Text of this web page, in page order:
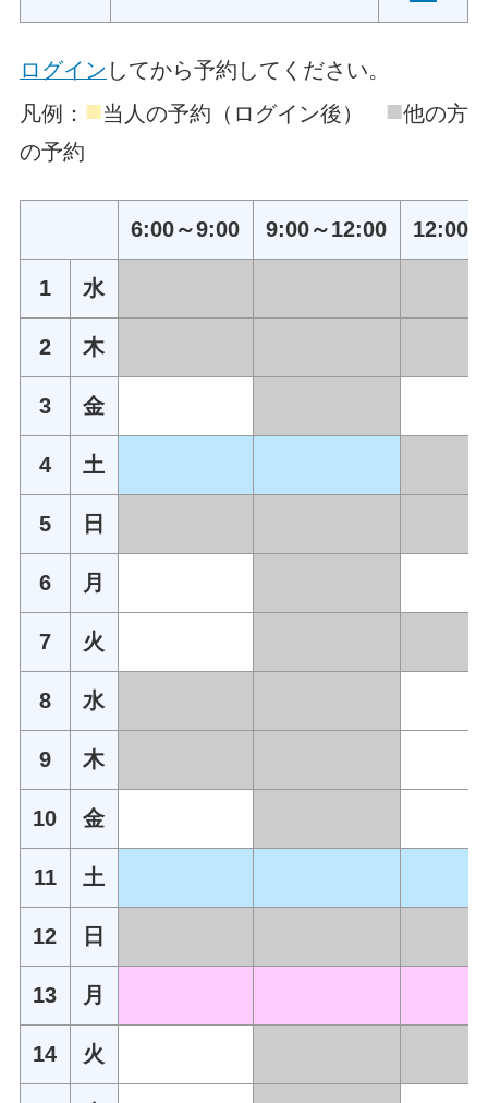
ログイン してから予約してください。
凡例： ■当人の予約（ログイン後） ■他の方
の予約
6:00～9:00 9:00～12:00 12:00
1 水
2 木
3 金
4 土
5 日
6 月
7 火
8 水
9 木
10 金
11 土
12 日
13 月
14 火